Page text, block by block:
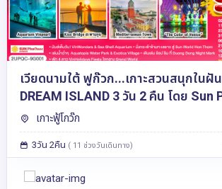
เวียดนามใต้ ฟูก๊วก...เกาะสวนสนุกในฝัน PHU QUOC
DREAM ISLAND 3 วัน 2 คืน โดย Sun PhuQuoc
Airways (9G)
เกาะฟู้โกว๊ก
3วัน 2คืน ( 11 ช่วงวันเดินทาง)